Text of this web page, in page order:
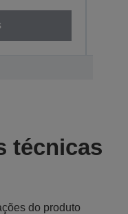
técnicas
do produto